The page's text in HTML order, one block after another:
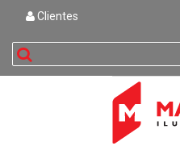
Clientes
buscar